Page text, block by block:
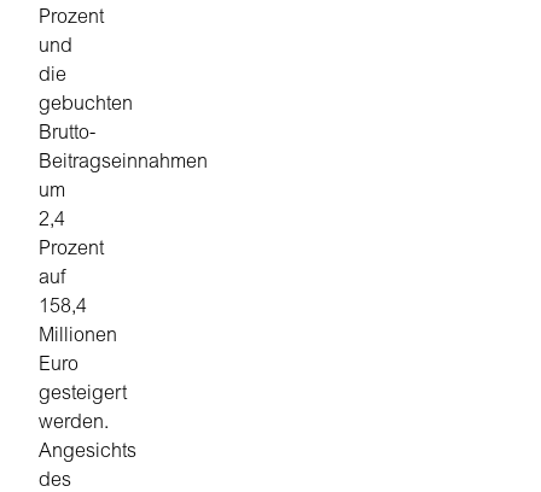
Prozent
und
die
gebuchten
Brutto-
Beitragseinnahmen
um
2,4
Prozent
auf
158,4
Millionen
Euro
gesteigert
werden.
Angesichts
des